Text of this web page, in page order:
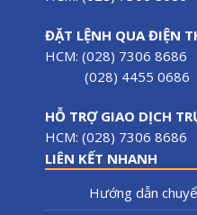
ĐẶT LỆNH QUA ĐIỆN
HCM: (028) 7306 8686
(028) 4455 0686
HỖ TRỢ GIAO DỊCH
HCM: (028) 7306 8686
LIÊN KẾT NHANH
Hướng dẫn